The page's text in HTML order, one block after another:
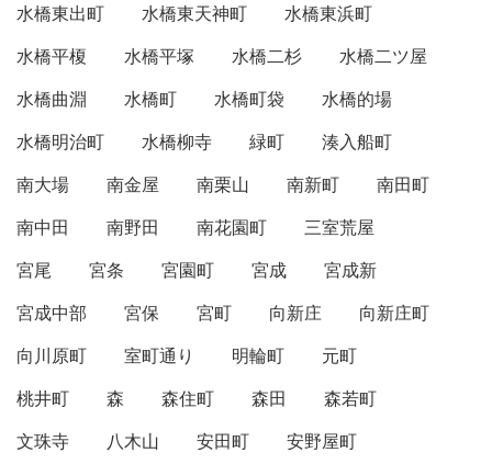
水橋東出町
水橋東天神町
水橋東浜町
水橋平榎
水橋平塚 水橋二杉
水橋二ツ屋
水橋曲淵
水橋町 水橋町袋
水橋的場
水橋明治町
水橋柳寺 緑町
湊入船町
南大場
南金屋 南栗山 南新町
南田町
南中田
南野田 南花園町
三室荒屋
宮尾
宮条 宮園町 宮成
宮成新
宮成中部
宮保 宮町 向新庄
向新庄町
向川原町
室町通り 明輪町
元町
桃井町
森 森住町 森田
森若町
文珠寺
八木山 安田町 安野屋町